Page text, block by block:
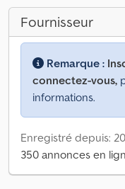
Fournisseur
Remarque :
connectez-vous,
informations.
Enregistré depuis:
350 annonces en